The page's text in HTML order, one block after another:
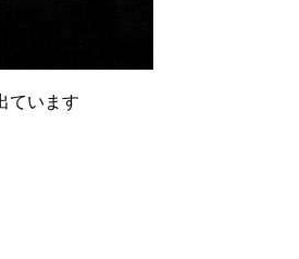
ています